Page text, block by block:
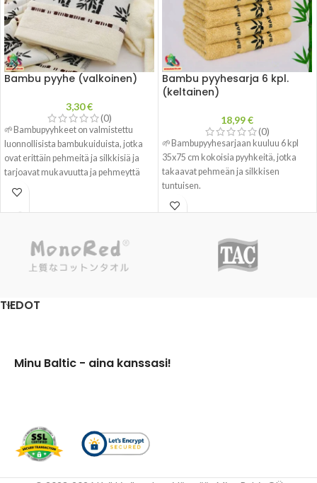
Bambu pyyhe (valkoinen)
3,30€
(0)
🌱Bambupyyhkeet on valmistettu
luonnollisista bambukuiduista, jotka
ovat erittäin pehmeitä ja silkkisiä ja
tarjoavat mukavuutta ja pehmeyttä
iholle.
ja luonnolliset antibakteeriset
pyyhkeet raikkaina ja hygieenisinä.
Bambu pyyhesarja 6 kpl.
(keltainen)
18,99€
(0)
🌱Bambupyyhesarjaan kuuluu 6 kpl
35x75 cm kokoisia pyyhkeitä, jotka
takaavat pehmeän ja silkkisen
tuntuisen.
🌱Bambukuidusta valmistetut
käsipyyhkeet ovat kestäviä,
hyvin kosteutta.
TIEDOT
Minu Baltic - aina kanssasi!